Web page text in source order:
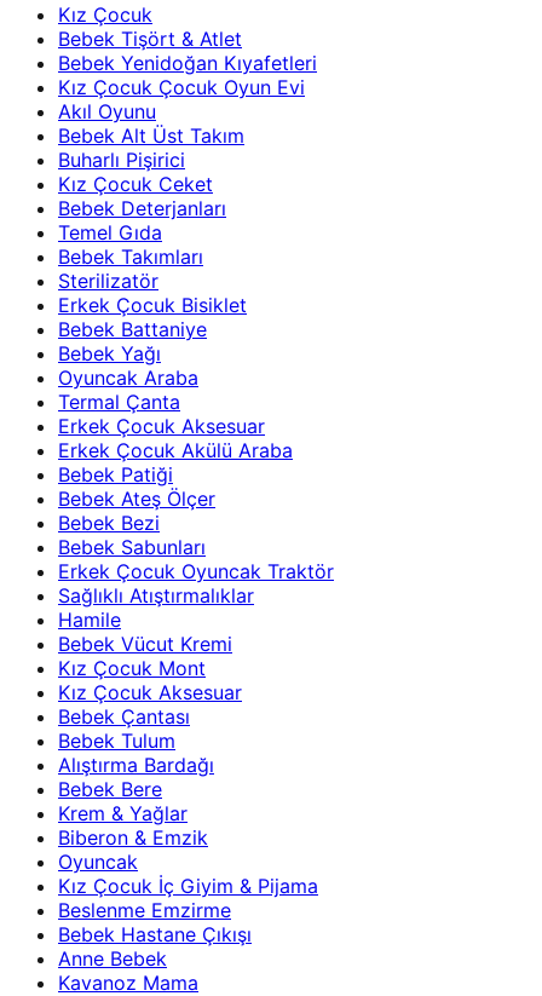
Kız Çocuk
Bebek Tişört & Atlet
Bebek Yenidoğan Kıyafetleri
Kız Çocuk Çocuk Oyun Evi
Akıl Oyunu
Bebek Alt Üst Takım
Buharlı Pişirici
Kız Çocuk Ceket
Bebek Deterjanları
Temel Gıda
Bebek Takımları
Sterilizatör
Erkek Çocuk Bisiklet
Bebek Battaniye
Bebek Yağı
Oyuncak Araba
Termal Çanta
Erkek Çocuk Aksesuar
Erkek Çocuk Akülü Araba
Bebek Patiği
Bebek Ateş Ölçer
Bebek Bezi
Bebek Sabunları
Erkek Çocuk Oyuncak Traktör
Sağlıklı Atıştırmalıklar
Hamile
Bebek Vücut Kremi
Kız Çocuk Mont
Kız Çocuk Aksesuar
Bebek Çantası
Bebek Tulum
Alıştırma Bardağı
Bebek Bere
Krem & Yağlar
Biberon & Emzik
Oyuncak
Kız Çocuk İç Giyim & Pijama
Beslenme Emzirme
Bebek Hastane Çıkışı
Anne Bebek
Kavanoz Mama